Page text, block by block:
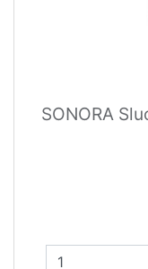
SONORA